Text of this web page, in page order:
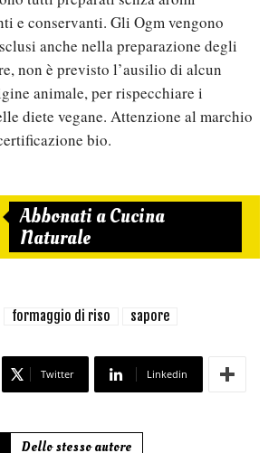
e conservanti. Gli Ogm vengono
anche nella preparazione degli
non è previsto l’ausilio di alcun
animale, per rispecchiare i
diete vegane. Attenzione al marchio
bio.
Abbonati a Cucina
Naturale
formaggio di riso sapore
Twitter Linkedin
Dello stesso autore